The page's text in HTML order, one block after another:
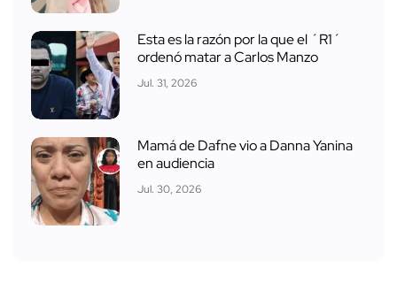
Esta es la razón por la que el ´R1´
ordenó matar a Carlos Manzo
Jul. 31, 2026
Mamá de Dafne vio a Danna Yanina
en audiencia
Jul. 30, 2026